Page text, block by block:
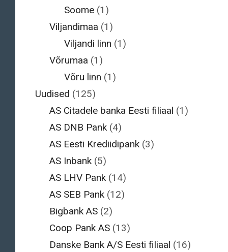
Soome(1)
Viljandimaa (1)
Viljandi linn (1)
Võrumaa (1)
Võru linn (1)
Uudised (125)
AS Citadele banka Eesti filiaal (1)
AS DNB Pank (4)
AS Eesti Krediidipank (3)
AS Inbank (5)
AS LHV Pank (14)
AS SEB Pank (12)
Bigbank AS (2)
Coop Pank AS (13)
Danske Bank A/S Eesti filiaal (16)